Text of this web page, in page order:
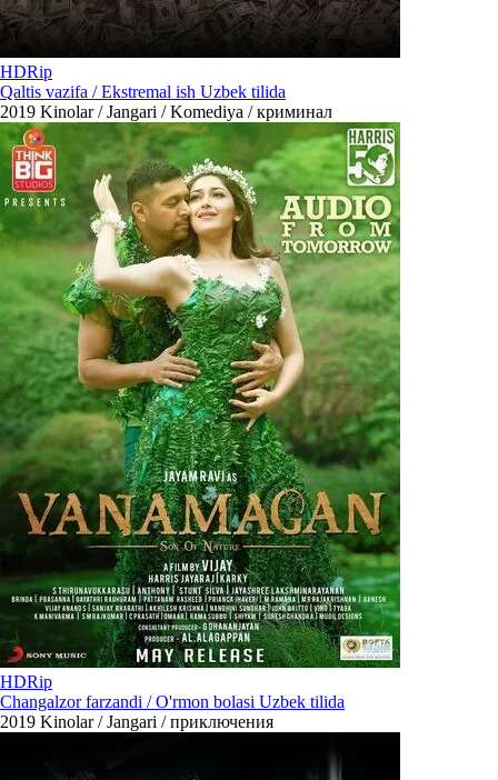
HDRip
Qaltis vazifa / Ekstremal ish Uzbek tilida
2019 Kinolar / Jangari / Komediya / криминал
HDRip
Changalzor farzandi / O'rmon bolasi Uzbek tilida
2019 Kinolar / Jangari / приключения